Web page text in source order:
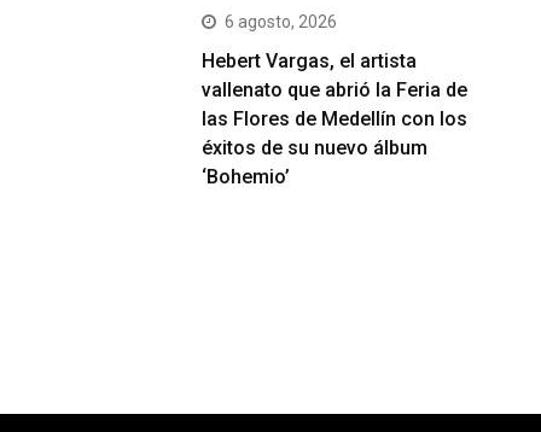
6 agosto, 2026
Hebert Vargas, el artista
vallenato que abrió la Feria de
las Flores de Medellín con los
éxitos de su nuevo álbum
‘Bohemio’